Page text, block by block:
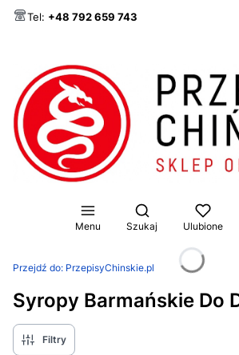
Tel: +48 792 659 743
Menu
Otwórz
Szukaj Ulubione
Przejdź do: PrzepisyChinskie.pl
Syropy Barmańskie Do
Filtry